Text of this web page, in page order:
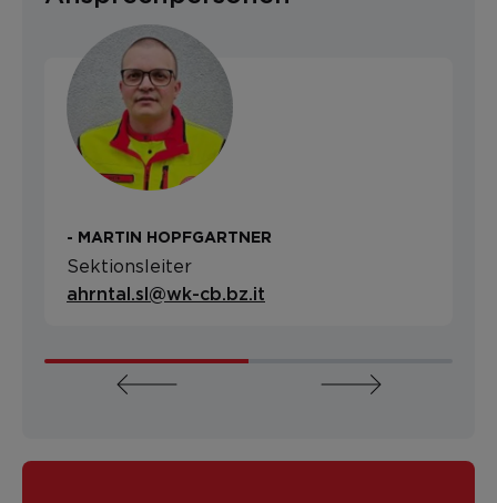
- MARTIN HOPFGARTNER
Sektionsleiter
ahrntal.sl@wk-cb.bz.it